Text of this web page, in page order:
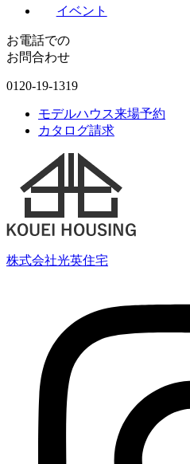
イベント
お電話での
お問合わせ
0120-19-1319
モデルハウス来場予約
カタログ請求
株式会社光英住宅